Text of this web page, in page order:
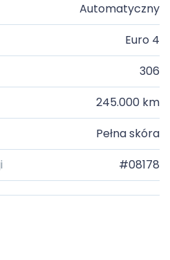
Automatyczny
Euro 4
306
245.000 km
Pełna skóra
#08178